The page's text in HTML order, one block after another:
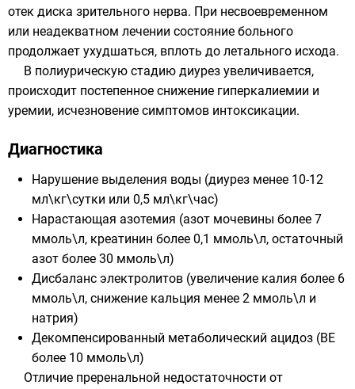
отек диска зрительного нерва. При несвоевременном
или неадекватном лечении состояние больного
продолжает ухудшаться, вплоть до летального исхода.
В полиурическую стадию диурез увеличивается,
происходит постепенное снижение гиперкалиемии и
уремии, исчезновение симптомов интоксикации.
Диагностика
Нарушение выделения воды (диурез менее 10-12
мл\кг\сутки или 0,5 мл\кг\час)
Нарастающая азотемия (азот мочевины более 7
ммоль\л, креатинин более 0,1 ммоль\л, остаточный
азот более 30 ммоль\л)
Дисбаланс электролитов (увеличение калия более 6
ммоль\л, снижение кальция менее 2 ммоль\л и
натрия)
Декомпенсированный метаболический ацидоз (ВЕ
более 10 ммоль\л)
Отличие преренальной недостаточности от